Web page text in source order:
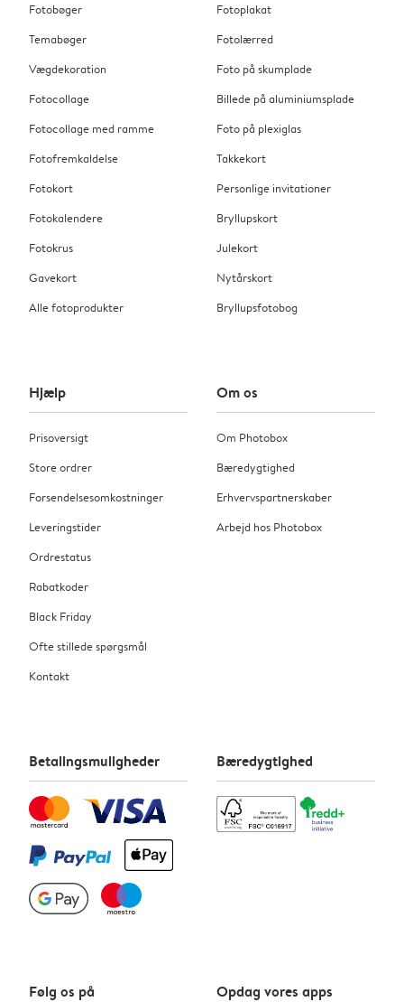
Fotobøger
Temabøger
Vægdekoration
Fotocollage
Fotocollage med ramme
Fotofremkaldelse
Fotokort
Fotokalendere
Fotokrus
Gavekort
Alle fotoprodukter
Fotoplakat
Fotolærred
Foto på skumplade
Billede på aluminiumsplade
Foto på plexiglas
Takkekort
Personlige invitationer
Bryllupskort
Julekort
Nytårskort
Bryllupsfotobog
Hjælp
Prisoversigt
Store ordrer
Forsendelsesomkostninger
Leveringstider
Ordrestatus
Rabatkoder
Black Friday
Ofte stillede spørgsmål
Kontakt
Om os
Om Photobox
Bæredygtighed
Erhvervspartnerskaber
Arbejd hos Photobox
Betalingsmuligheder Bæredygtighed
Følg os på Opdag vores apps